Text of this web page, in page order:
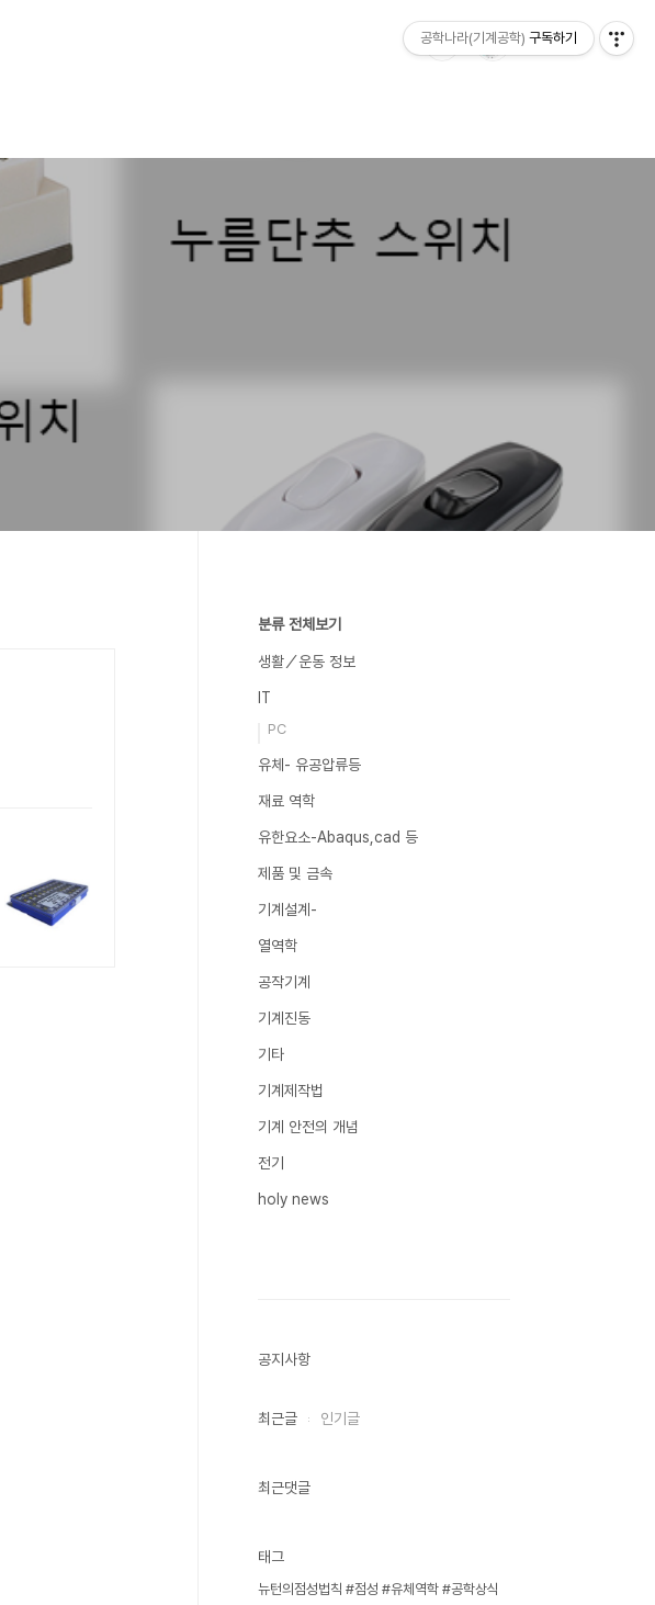
분류 전체보기
생활／운동 정보
IT
PC
유체- 유공압류등
재료 역학
유한요소-Abaqus,cad 등
제품 및 금속
기계설계-
열역학
공작기계
기계진동
기타
기계제작법
기계 안전의 개념
전기
holy news
공지사항
최근글 인기글
최근댓글
태그
뉴턴의점성법칙 #점성 #유체역학 #공학상식
공학나라(기계공학) 구독하기